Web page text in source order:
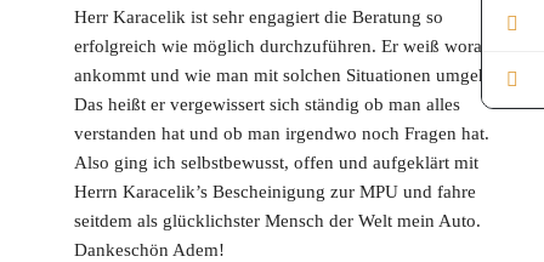
Herr Karacelik ist sehr engagiert die Beratung so
erfolgreich wie möglich durchzuführen. Er weiß worauf es
ankommt und wie man mit solchen Situationen umgeht.
Das heißt er vergewissert sich ständig ob man alles
verstanden hat und ob man irgendwo noch Fragen hat.
Also ging ich selbstbewusst, offen und aufgeklärt mit
Herrn Karacelik’s Bescheinigung zur MPU und fahre
seitdem als glücklichster Mensch der Welt mein Auto.
Dankeschön Adem!